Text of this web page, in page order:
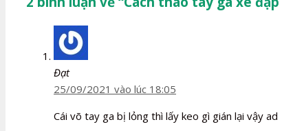
Đạt
25/09/2021 vào lúc 18:05
Cái võ tay ga bị lỏng thì lấy keo gì gián lại vậy ad